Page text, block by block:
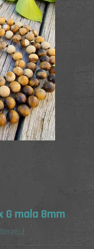
mala 8mm
etc.)